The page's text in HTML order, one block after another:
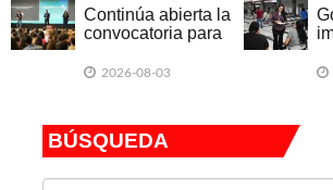
Continúa abierta la
convocatoria para
Hermosillo 47
2026-08-03
BÚSQUEDA